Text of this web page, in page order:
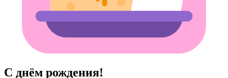
С днём рождения!